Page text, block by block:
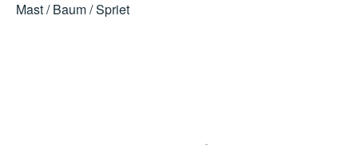
Mast / Baum / Spriet